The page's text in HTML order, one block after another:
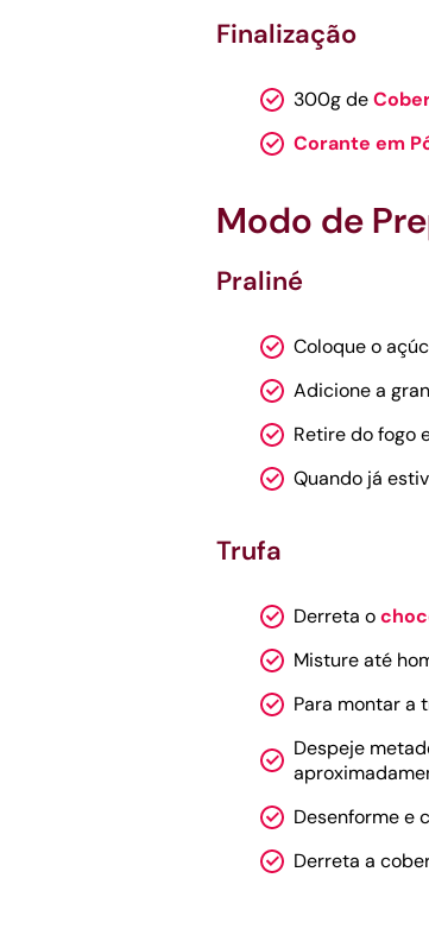
Finalização
300g de
Corante em
Modo de
Praliné
Coloque o
Adicione a
Retire do fogo
Quando já
Trufa
Derreta o
Misture até
Para montar a
Despeje
Desenforme e
Derreta a